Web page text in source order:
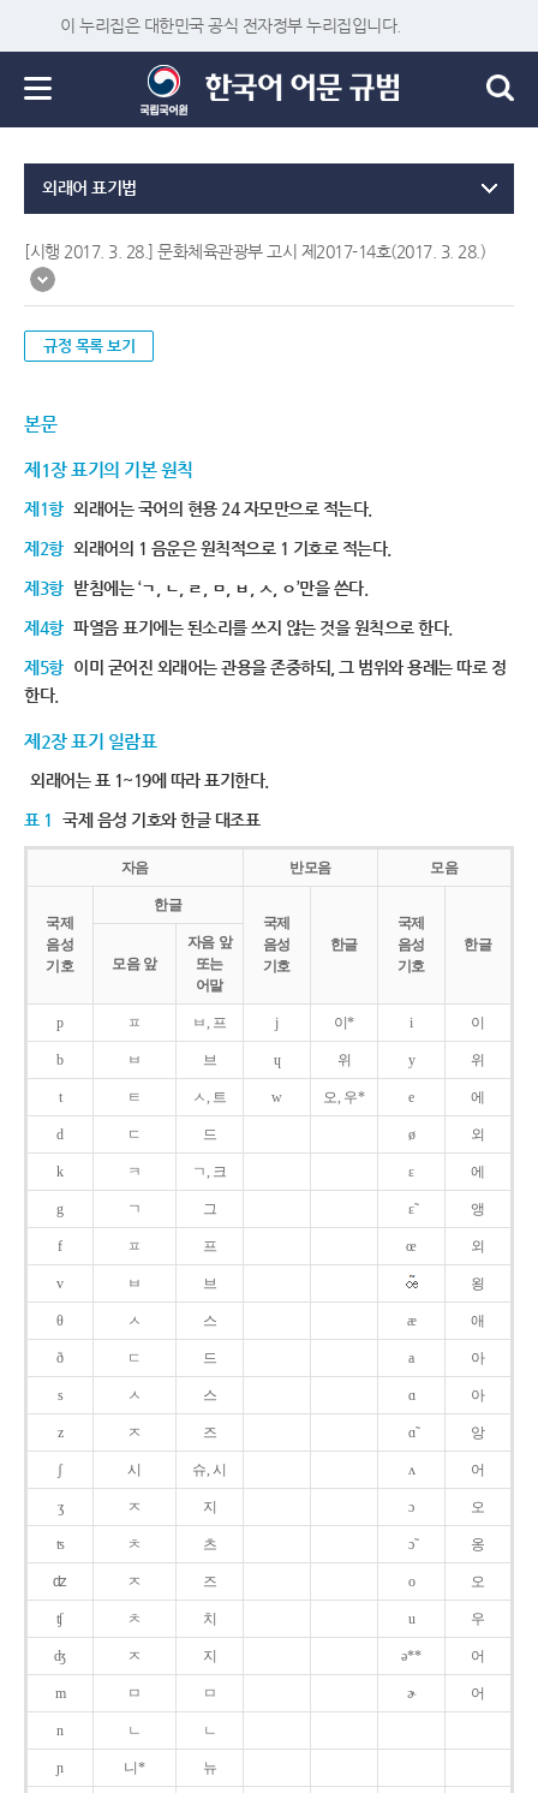
이 누리집은 대한민국 공식 전자정부 누리집입니다.
외래어 표기법
[시행 2017. 3. 28.] 문화체육관광부 고시 제2017-14호(2017. 3. 28.)
규정 목록 보기
본문
제1장 표기의 기본 원칙
제1항 외래어는 국어의 현용 24 자모만으로 적는다.
제2항 외래어의 1 음운은 원칙적으로 1 기호로 적는다.
제3항 받침에는 ‘ㄱ, ㄴ, ㄹ, ㅁ, ㅂ, ㅅ, ㅇ’만을 쓴다.
제4항 파열음 표기에는 된소리를 쓰지 않는 것을 원칙으로 한다.
제5항 이미 굳어진 외래어는 관용을 존중하되, 그 범위와 용례는 따로 정
한다.
제2장 표기 일람표
외래어는 표 1~19에 따라 표기한다.
표 1 국제 음성 기호와 한글 대조표
자음 반모음 모음
국제
음성
기호
한글
국제
음성
기호
한글
국제
음성
기호
한글
모음 앞
자음 앞
또는
어말
p ㅍ ㅂ, 프 j 이* i 이
b ㅂ 브 ɥ 위 y 위
t ㅌ ㅅ, 트 w 오, 우* e 에
d ㄷ 드 ø 외
k ㅋ ㄱ, 크 ɛ 에
g ㄱ 그 ɛ̃ 앵
f ㅍ 프 œ 외
v ㅂ 브 욍
θ ㅅ 스 æ 애
ð ㄷ 드 a 아
s ㅅ 스 ɑ 아
z ㅈ 즈 ɑ̃ 앙
ʃ 시 슈, 시 ʌ 어
ʒ ㅈ 지 ɔ 오
ʦ ㅊ 츠 ɔ̃ 옹
ʣ ㅈ 즈 o 오
ʧ ㅊ 치 u 우
ʤ ㅈ 지 ə** 어
m ㅁ ㅁ ɚ 어
n ㄴ ㄴ
ɲ 니* 뉴